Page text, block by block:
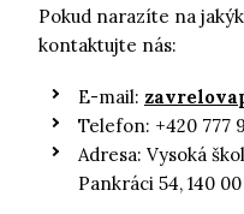
Pokud narazíte na
kontaktujte nás:
E-mail:
Telefon: +420 777
Adresa: Vysoká
Pankráci 54, 140